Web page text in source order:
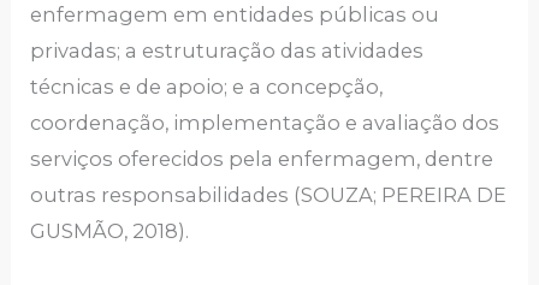
enfermagem em entidades públicas ou
privadas; a estruturação das atividades
técnicas e de apoio; e a concepção,
coordenação, implementação e avaliação dos
serviços oferecidos pela enfermagem, dentre
outras responsabilidades (SOUZA; PEREIRA DE
GUSMÃO, 2018).